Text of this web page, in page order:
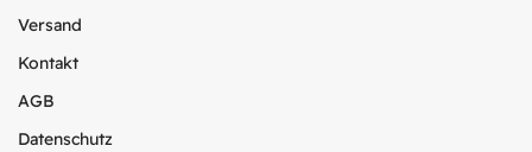
Versand
Kontakt
AGB
Datenschutz